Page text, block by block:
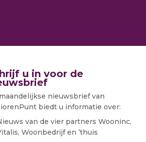
u in voor de
nieuwsbrief van
biedt u informatie over:
van de vier partners Wooninc,
Woonbedrijf en ’thuis